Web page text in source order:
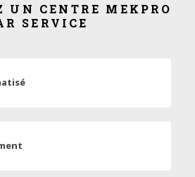
UN CENTRE MEKPRO
SERVICE